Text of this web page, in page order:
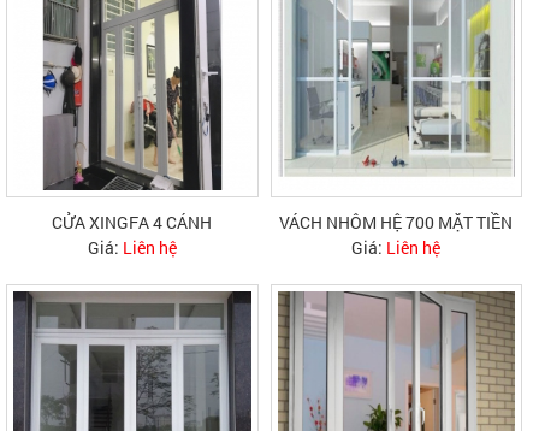
CỬA XINGFA 4 CÁNH
Giá: Liên hệ
VÁCH NHÔM HỆ 700 MẶT TIỀN
Giá: Liên hệ